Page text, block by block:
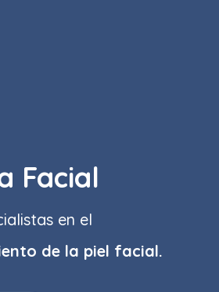
Facial
en el
de la piel facial.